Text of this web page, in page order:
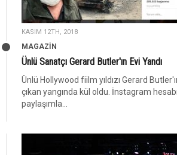
KASIM 12TH, 2018
MAGAZİN
Ünlü Sanatçı Gerard Butler'ın Evi Yandı
Ünlü Hollywood fiilm yıldızı Gerard
çıkan yangında kül oldu. İnstagram
paylaşımla...